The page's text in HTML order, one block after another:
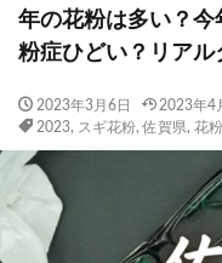
年の花粉は多い？
粉症ひどい？リアル
2023年3月6日 2023年4
2023, スギ花粉,佐賀県, 花